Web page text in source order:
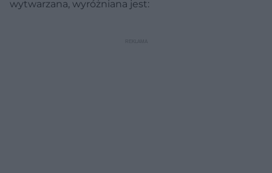
wytwarzana, wyróżniana jest: